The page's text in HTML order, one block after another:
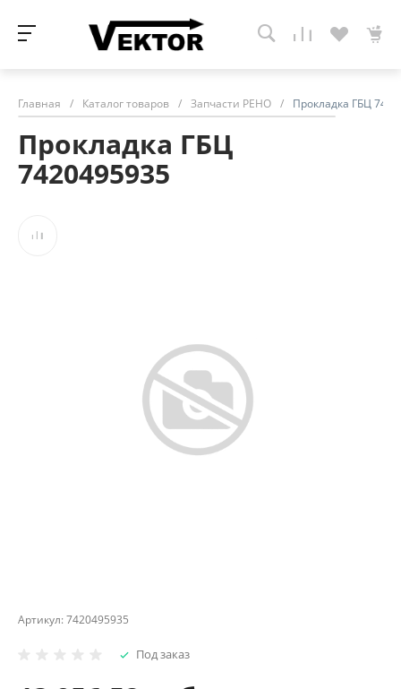
Главная / Каталог товаров / Запчасти РЕНО / Прокладка ГБЦ
Прокладка ГБЦ
7420495935
Артикул:7420495935
Под заказ